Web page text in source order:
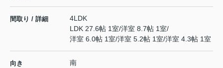
間取り / 詳細
4LDK
LDK 27.6帖 1室/洋室 8.7帖 1室/
洋室 6.0帖 1室/洋室 5.2帖 1室/洋室 4.3帖 1室
向き 南